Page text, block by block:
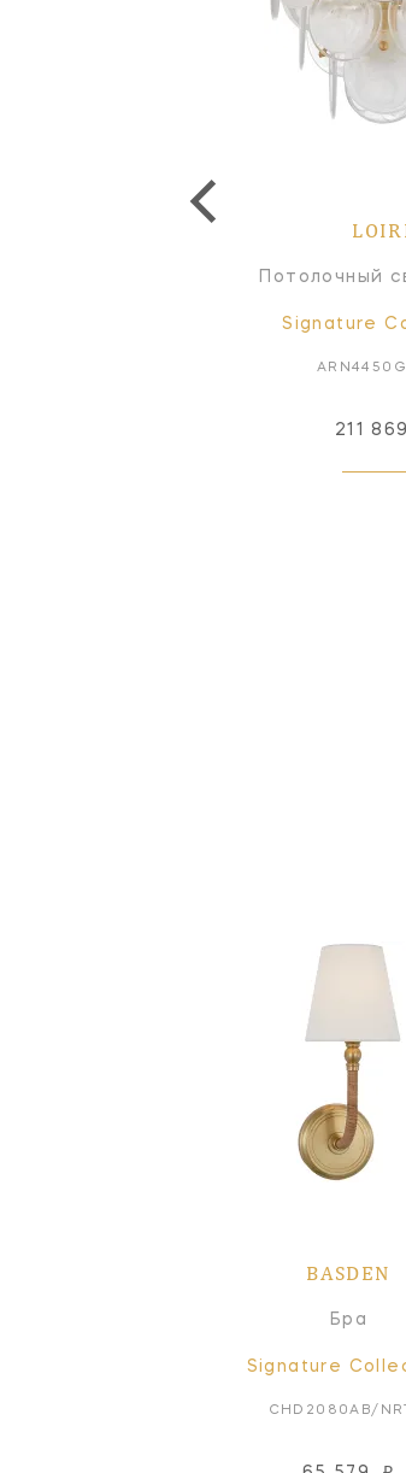
Потолочный
Signature
211 869
BASDEN
Бра
Signature
CHD2080AB/